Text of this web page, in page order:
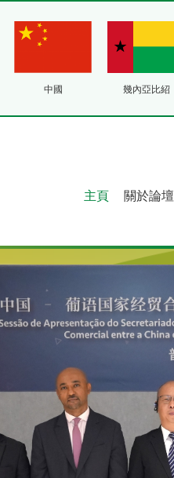
中國 幾內亞比紹
主頁 關於論壇